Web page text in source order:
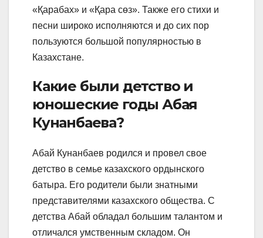
«Қарабах» и «Қара сөз». Также его стихи и
песни широко исполняются и до сих пор
пользуются большой популярностью в
Казахстане.
Какие были детство и
юношеские годы Абая
Кунанбаева?
Абай Кунанбаев родился и провел свое
детство в семье казахского ордынского
батыра. Его родители были знатными
представителями казахского общества. С
детства Абай обладал большим талантом и
отличался умственным складом. Он